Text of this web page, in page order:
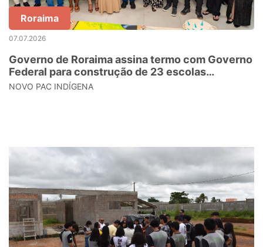
Roraima
07.07.2026
Governo de Roraima assina termo com Governo
Federal para construção de 23 escolas
indígenas
NOVO PAC INDÍGENA